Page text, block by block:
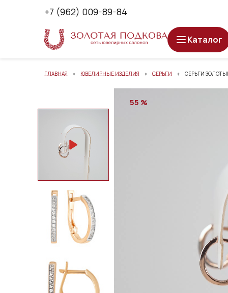
+7 (962) 009-89-84
Каталог
ГЛАВНАЯ ЮВЕЛИРНЫЕ ИЗДЕЛИЯ СЕРЬГИ СЕРЬГИ
55 %